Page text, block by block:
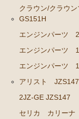
エンジンパー
クラウン/クラウ
エンジンパーツ
エンジンパーツ
エンジンパー
クラウン/クラウ
GS151H
エンジンパーツ
エンジンパーツ
エンジンパーツ
アリスト
2JZ-GE JZS147
セリカ カリーナ